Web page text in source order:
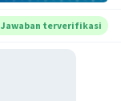
Jawaban terverifikasi